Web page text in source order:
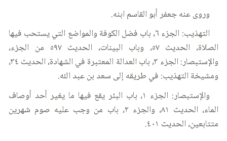
وروى عنه جعفر أبو القاسم ابنه.
التهذيب: الجزء ٦، باب فضل الكوفة والمواضع التي يستحب فيها
الصلاة، الحديث ٥٧، وباب البينات، الحديث ٥٩٧ من الجزء،
والإستبصار: الجزء ٣، باب العدالة المعتبرة في الشهادة، الحديث ٣٤،
ومشيخة التهذيب: في طريقه إلى سعد بن عبد الله.
والإستبصار: الجزء ١، باب البئر يقع فيها ما يغير أحد أوصاف
الماء، الحديث ٨١، والجزء ٢، باب من وجب عليه صوم شهرين
متتابعين، الحديث ٤٠١.